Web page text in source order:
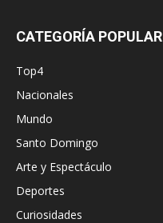
CATEGORÍA POPULAR
Top4
Nacionales
Mundo
Santo Domingo
Arte y Espectáculo
Deportes
Curiosidades